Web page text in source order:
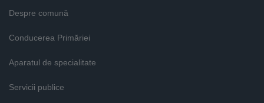
Despre comună
Conducerea Primăriei
Aparatul de specialitate
Servicii publice